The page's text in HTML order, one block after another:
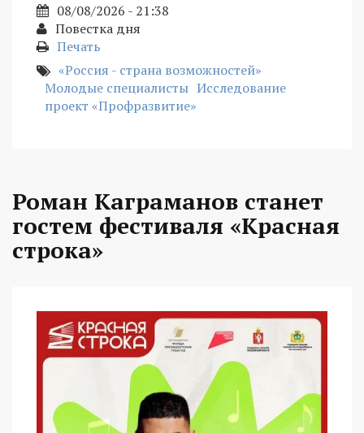
08/08/2026 - 21:38
Повестка дня
Печать
«Россия - страна возможностей»
Молодые специалисты Исследование
проект «Профразвитие»
Роман Каграманов станет
гостем фестиваля «Красная
строка»